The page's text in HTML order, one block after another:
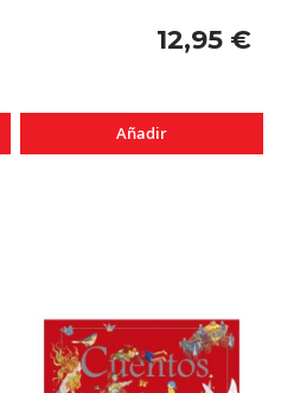
12,95 €
Añadir